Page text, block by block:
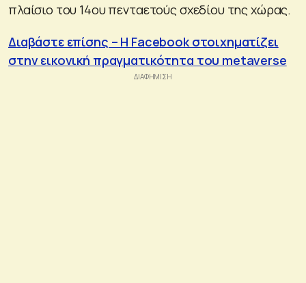
πλαίσιο του 14ου πενταετούς σχεδίου της χώρας.
Διαβάστε επίσης – Η Facebook στοιχηματίζει
στην εικονική πραγματικότητα του metaverse